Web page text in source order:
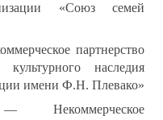
«Союз семей
партнерство
наследия
имени Ф.Н. Плевако»